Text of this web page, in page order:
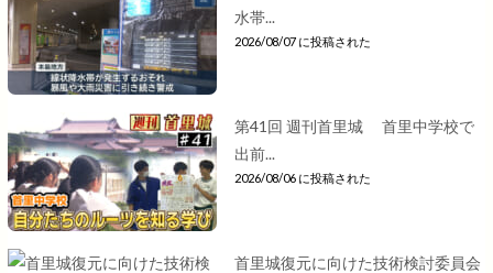
水帯...
2026/08/07 に投稿された
第41回 週刊首里城 首里中学校で
出前...
2026/08/06 に投稿された
首里城復元に向けた技術検討委員会